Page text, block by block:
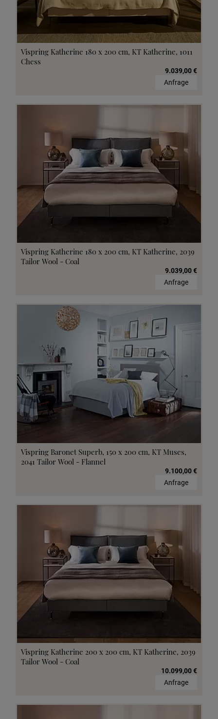
Vispring Katherine 180 x 200 cm, KT Katherine, 1011
Chess
9.039,00 €
Anfrage
Vispring Katherine 180 x 200 cm, KT Katherine, 2039
Tailor Wool - Coal
9.039,00 €
Anfrage
Vispring Baronet Superb, 150 x 200 cm, KT Muses,
2041 Tailor Wool - Flannel
9.100,00 €
Anfrage
Vispring Katherine 200 x 200 cm, KT Katherine, 2039
Tailor Wool - Coal
10.099,00 €
Anfrage